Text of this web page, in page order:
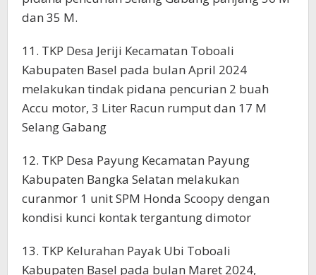
dan 35 M.
11. TKP Desa Jeriji Kecamatan Toboali
Kabupaten Basel pada bulan April 2024
melakukan tindak pidana pencurian 2 buah
Accu motor, 3 Liter Racun rumput dan 17 M
Selang Gabang
12. TKP Desa Payung Kecamatan Payung
Kabupaten Bangka Selatan melakukan
curanmor 1 unit SPM Honda Scoopy dengan
kondisi kunci kontak tergantung dimotor
13. TKP Kelurahan Payak Ubi Toboali
Kabupaten Basel pada bulan Maret 2024,